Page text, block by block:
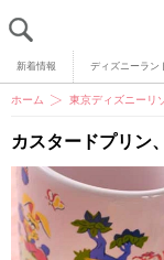
新着情報 ディズニーラン
ホーム 東京ディズニーリ
カスタードプリン